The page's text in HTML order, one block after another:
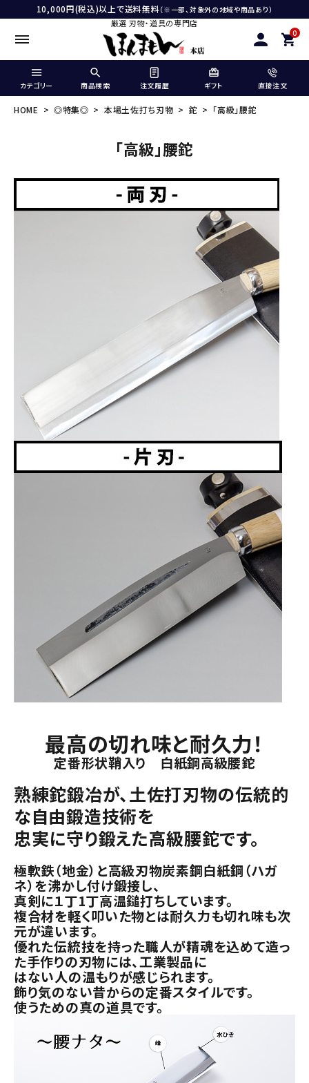
10,000円(税込)以上で送料無料（※一部、対象外の地域や商品あり）
厳選 刃物・道具の専門店
0
カテゴリー 商品検索 注文履歴 ギフト 直接注文
HOME ◎特集◎ 本場土佐打ち刃物 鉈 「高級」腰鉈
「高級」腰鉈
最高の切れ味と耐久力！
定番形状鞘入り 白紙鋼高級腰鉈
熟練鉈鍛冶が、土佐打刃物の伝統的
な自由鍛造技術を
忠実に守り鍛えた高級腰鉈です。
極軟鉄（地金）と高級刃物炭素鋼白紙鋼（ハガ
ネ）を沸かし付け鍛接し、
真剣に１丁1丁高温鎚打ちしています。
複合材を軽く叩いた物とは耐久力も切れ味も次
元が違います。
優れた伝統技を持った職人が精魂を込めて造っ
た手作りの刃物には、工業製品に
はない人の温もりが感じられます。
飾り気のない昔からの定番スタイルです。
使うための真の道具です。